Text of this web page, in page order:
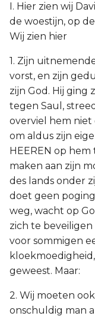
I. Hier zien wij
de woestijn, op
Wij zien hier
1. Zijn
vorst, en zijn
zijn God. Hij ging
tegen Saul,
overviel hem niet
om aldus zijn
HEEREN op
maken aan zijn
des lands onder
doet geen
weg, wacht op
zich te
voor sommigen
geweest. Maar:
2. Wij moeten
onschuldig man